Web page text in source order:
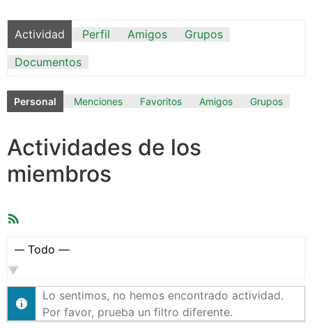
Actividad Perfil Amigos
Grupos
Documentos
Personal Menciones Favoritos Amigos Grupos
Actividades de los
miembros
Mostrar:
Lo sentimos, no hemos encontrado actividad.
Por favor, prueba un filtro diferente.